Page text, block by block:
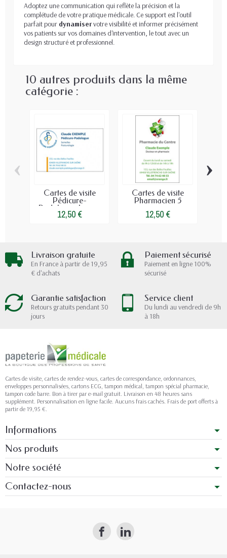
Adoptez une communication qui reflète la précision et la
complétude de votre pratique médicale. Ce support est l'outil
parfait pour dynamiservotre visibilité et informer précisément
vos patients sur vos domaines d'intervention, le tout avec un
design structuré et professionnel.
10 autres produits dans la même
catégorie :
Cartes de visite
Pédicure-
Podologue logo...
12,50 €
Cartes de visite
Pharmacien 5
12,50 €
‹ ›
Livraison gratuite
En France à partir de 19,95
€ d'achats
Paiement sécurisé
Paiement en ligne 100%
sécurisé
Garantie satisfaction
Retours gratuits pendant 30
jours
Service client
Du lundi au vendredi de 9h
à 18h
Cartes de visite, cartes de rendez-vous, cartes de correspondance, ordonnances,
enveloppes personnalisées, cartons ECG, tampon médical, tampon spécial pharmacie,
tampon code barre. Bon à tirer par e-mail gratuit. Livraison en 48 heures sans
supplément. Personnalisation en ligne facile. Aucuns frais cachés. Frais de port offerts à
partir de 19,95 €.
Informations
Nos produits
Notre société
Contactez-nous